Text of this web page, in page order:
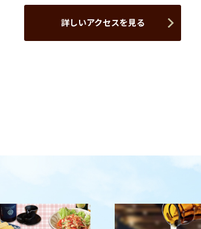
詳しいアクセスを見る